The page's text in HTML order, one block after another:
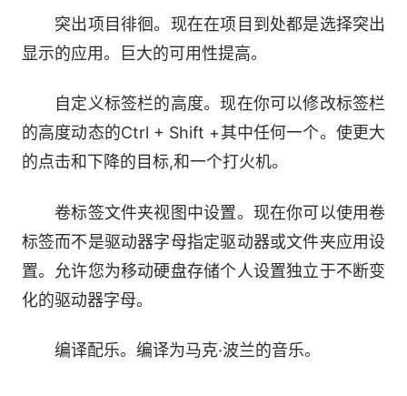
突出项目徘徊。现在在项目到处都是选择突出
显示的应用。巨大的可用性提高。
自定义标签栏的高度。现在你可以修改标签栏
的高度动态的Ctrl + Shift +其中任何一个。使更大
的点击和下降的目标,和一个打火机。
卷标签文件夹视图中设置。现在你可以使用卷
标签而不是驱动器字母指定驱动器或文件夹应用设
置。允许您为移动硬盘存储个人设置独立于不断变
化的驱动器字母。
编译配乐。编译为马克·波兰的音乐。